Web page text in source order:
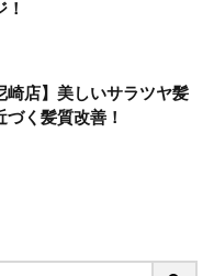
！
崎店】美しいサラツヤ髪
づく髪質改善！